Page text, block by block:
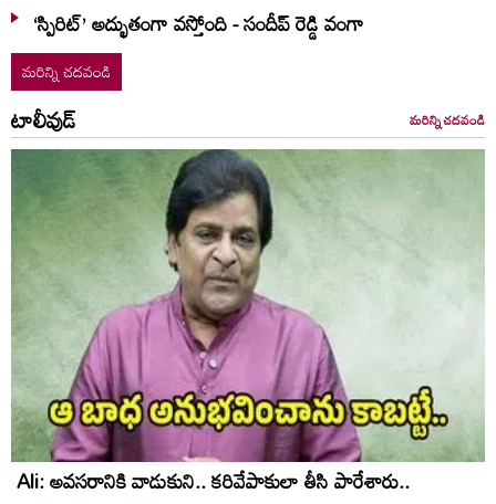
‘స్పిరిట్’ అద్భుతంగా వస్తోంది - సందీప్ రెడ్డి వంగా
మరిన్ని చదవండి
టాలీవుడ్ మరిన్ని చదవండి
Ali: అవసరానికి వాడుకుని.. కరివేపాకులా తీసి పారేశారు..